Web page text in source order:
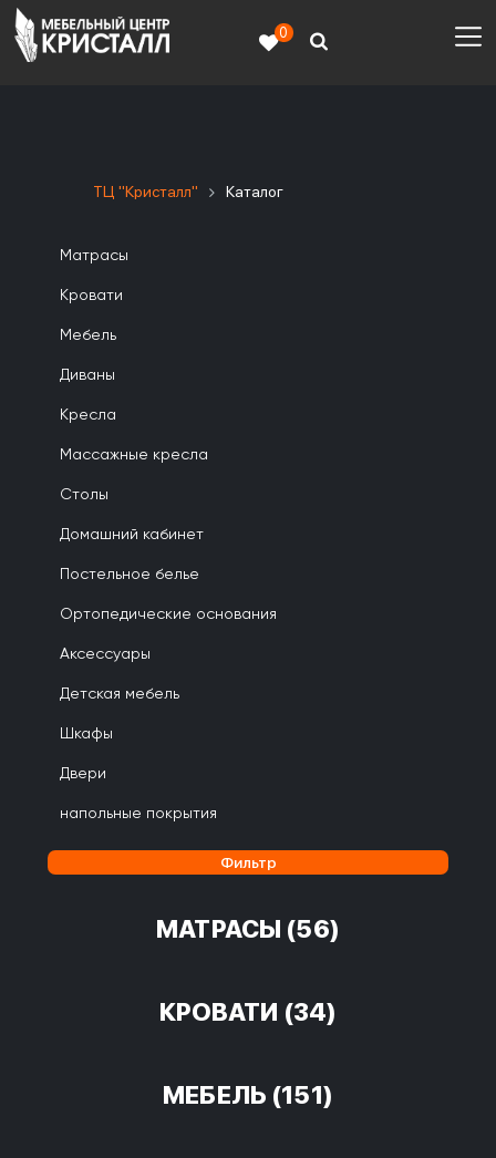
0
ТЦ "Кристалл" Каталог
Матрасы
Кровати
Мебель
Диваны
Кресла
Массажные кресла
Столы
Домашний кабинет
Постельное белье
Ортопедические основания
Аксессуары
Детская мебель
Шкафы
Двери
напольные покрытия
Фильтр
МАТРАСЫ (56)
КРОВАТИ (34)
МЕБЕЛЬ (151)